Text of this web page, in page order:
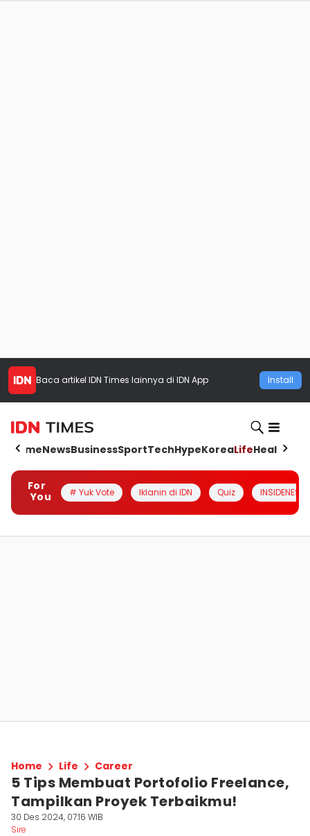
Baca artikel IDN Times lainnya di IDN App Install
HomeNewsBusinessSportTechHypeKoreaLifeHealth
For
You
# Yuk Vote Iklanin di IDN Quiz INSIDENESIA
Home Life Career
5 Tips Membuat Portofolio Freelance,
Tampilkan Proyek Terbaikmu!
30 Des 2024, 07:16 WIB
Sire